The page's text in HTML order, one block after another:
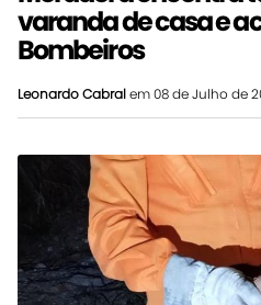
varanda de casa e
Bombeiros
Leonardo Cabralem 08 de Julho de